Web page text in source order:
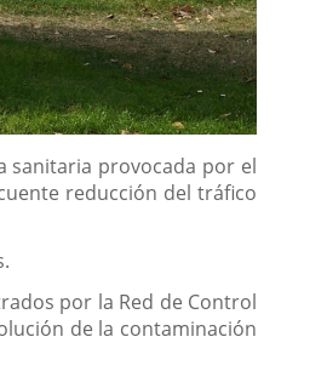
sanitaria provocada por el
reducción del tráfico
por la Red de Control
de la contaminación